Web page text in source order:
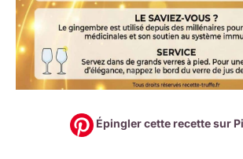
Épingler cette recette sur